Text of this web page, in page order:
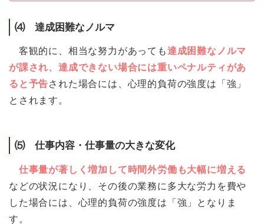
⑷ 達成困難なノルマ
客観的に、相当な努力があっても達成困難なノルマ
が課され、達成できない場合には重いペナルティがあ
ると予告された場合には、心理的負荷の強度は「強」
とされます。
⑸ 仕事内容・仕事量の大きな変化
仕事量が著しく増加して時間外労働も大幅に増える
などの状況になり、その後の業務に多大な労力を費や
した場合には、心理的負荷の強度は「強」となりま
す。